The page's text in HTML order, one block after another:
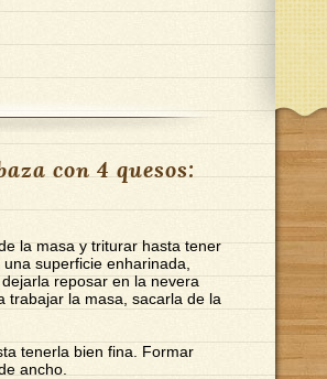
con 4 quesos:
la masa y triturar hasta tener
superficie enharinada,
reposar en la nevera
trabajar la masa, sacarla de la
tenerla bien fina. Formar
ancho.